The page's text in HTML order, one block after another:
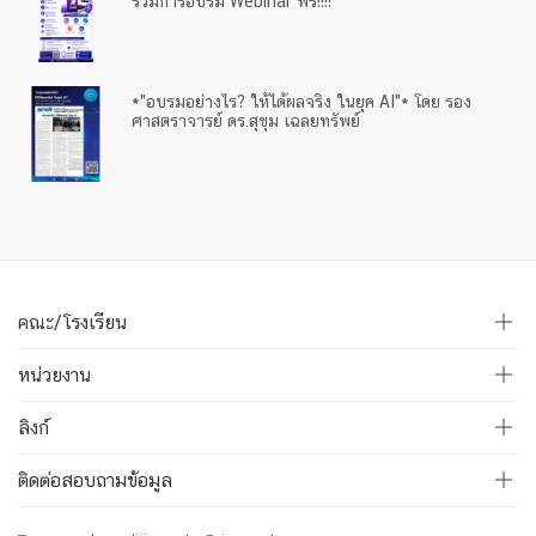
*"อบรมอย่างไร? ให้ได้ผลจริง ในยุค AI"* โดย รอง
ศาสตราจารย์ ดร.สุขุม เฉลยทรัพย์
คณะ/โรงเรียน
หน่วยงาน
ลิงก์
ติดต่อสอบถามข้อมูล